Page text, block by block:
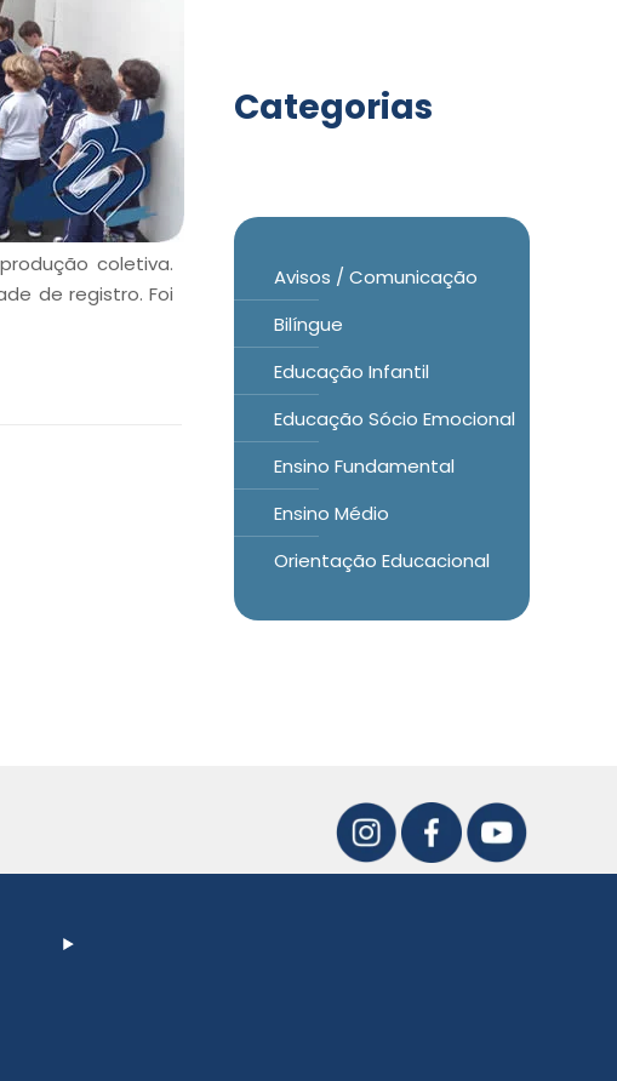
coletiva.
de registro. Foi
Categorias
Avisos / Comunicação
Bilíngue
Educação Infantil
Educação Sócio Emocional
Ensino Fundamental
Ensino Médio
Orientação Educacional